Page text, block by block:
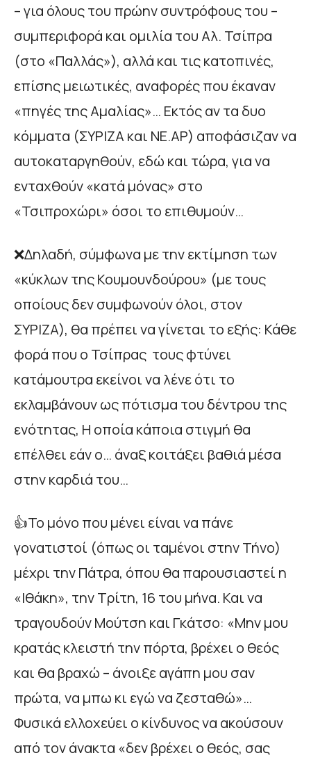
– για όλους του πρώην συντρόφους του –
συμπεριφορά και ομιλία του Αλ. Τσίπρα
(στο «Παλλάς»), αλλά και τις κατοπινές,
επίσης μειωτικές, αναφορές που έκαναν
«πηγές της Αμαλίας»… Εκτός αν τα δυο
κόμματα (ΣΥΡΙΖΑ και ΝΕ.ΑΡ) αποφάσιζαν να
αυτοκαταργηθούν, εδώ και τώρα, για να
ενταχθούν «κατά μόνας» στο
«Τσιπροχώρι» όσοι το επιθυμούν…
❌Δηλαδή, σύμφωνα με την εκτίμηση των
«κύκλων της Κουμουνδούρου» (με τους
οποίους δεν συμφωνούν όλοι, στον
ΣΥΡΙΖΑ), θα πρέπει να γίνεται το εξής: Κάθε
φορά που ο Τσίπρας τους φτύνει
κατάμουτρα εκείνοι να λένε ότι το
εκλαμβάνουν ως πότισμα του δέντρου της
ενότητας, Η οποία κάποια στιγμή θα
επέλθει εάν ο… άναξ κοιτάξει βαθιά μέσα
στην καρδιά του…
👍Το μόνο που μένει είναι να πάνε
γονατιστοί (όπως οι ταμένοι στην Τήνο)
μέχρι την Πάτρα, όπου θα παρουσιαστεί η
«Ιθάκη», την Τρίτη, 16 του μήνα. Και να
τραγουδούν Μούτση και Γκάτσο: «Μην μου
κρατάς κλειστή την πόρτα, βρέχει ο θεός
και θα βραχώ – άνοιξε αγάπη μου σαν
πρώτα, να μπω κι εγώ να ζεσταθώ»…
Φυσικά ελλοχεύει ο κίνδυνος να ακούσουν
από τον άνακτα «δεν βρέχει ο θεός, σας